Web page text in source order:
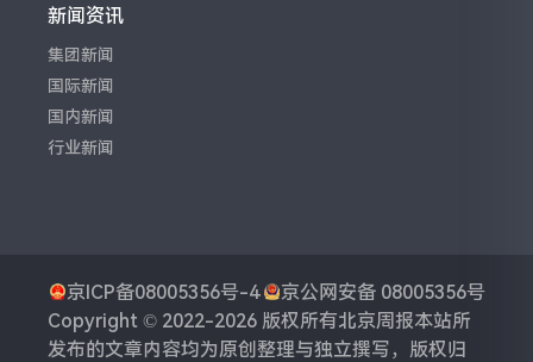
新闻资讯
集团新闻
国际新闻
国内新闻
行业新闻
京ICP备08005356号-4
京公网安备 08005356号
Copyright © 2022-2026 版权所有北京周报本站所
发布的文章内容均为原创整理与独立撰写，版权归